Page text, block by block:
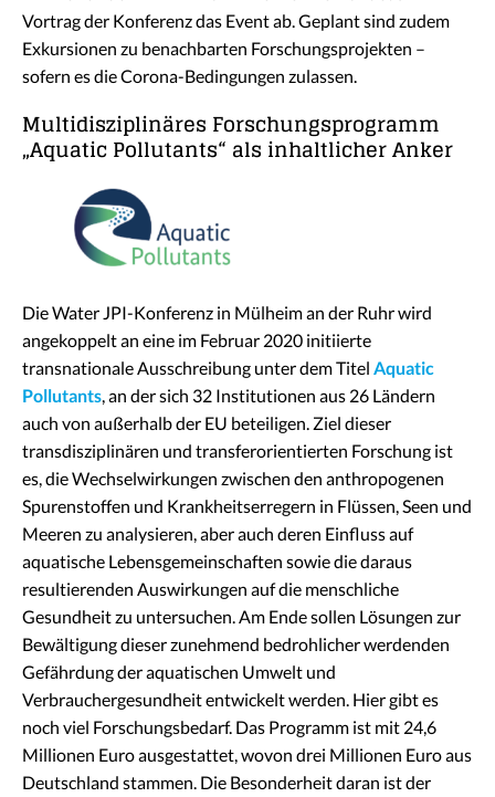
Vortrag der Konferenz das Event ab. Geplant sind zudem
Exkursionen zu benachbarten Forschungsprojekten –
sofern es die Corona-Bedingungen zulassen.
Multidisziplinäres Forschungsprogramm
„Aquatic Pollutants“ als inhaltlicher Anker
Die Water JPI-Konferenz in Mülheim an der Ruhr wird
angekoppelt an eine im Februar 2020 initiierte
transnationale Ausschreibung unter dem Titel Aquatic
Pollutants , an der sich 32 Institutionen aus 26 Ländern
auch von außerhalb der EU beteiligen. Ziel dieser
transdisziplinären und transferorientierten Forschung ist
es, die Wechselwirkungen zwischen den anthropogenen
Spurenstoffen und Krankheitserregern in Flüssen, Seen und
Meeren zu analysieren, aber auch deren Einfluss auf
aquatische Lebensgemeinschaften sowie die daraus
resultierenden Auswirkungen auf die menschliche
Gesundheit zu untersuchen. Am Ende sollen Lösungen zur
Bewältigung dieser zunehmend bedrohlicher werdenden
Gefährdung der aquatischen Umwelt und
Verbrauchergesundheit entwickelt werden. Hier gibt es
noch viel Forschungsbedarf. Das Programm ist mit 24,6
Millionen Euro ausgestattet, wovon drei Millionen Euro aus
Deutschland stammen. Die Besonderheit daran ist der